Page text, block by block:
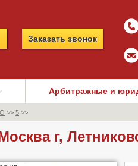
Заказать звонок
Арбитражные и
>> 5 >>
г,